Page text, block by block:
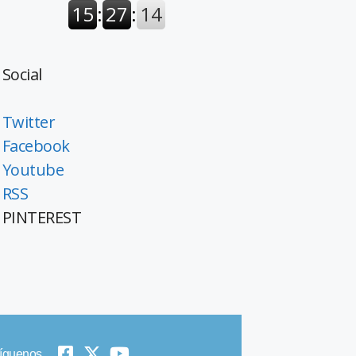
Social
Twitter
Facebook
Youtube
RSS
PINTEREST